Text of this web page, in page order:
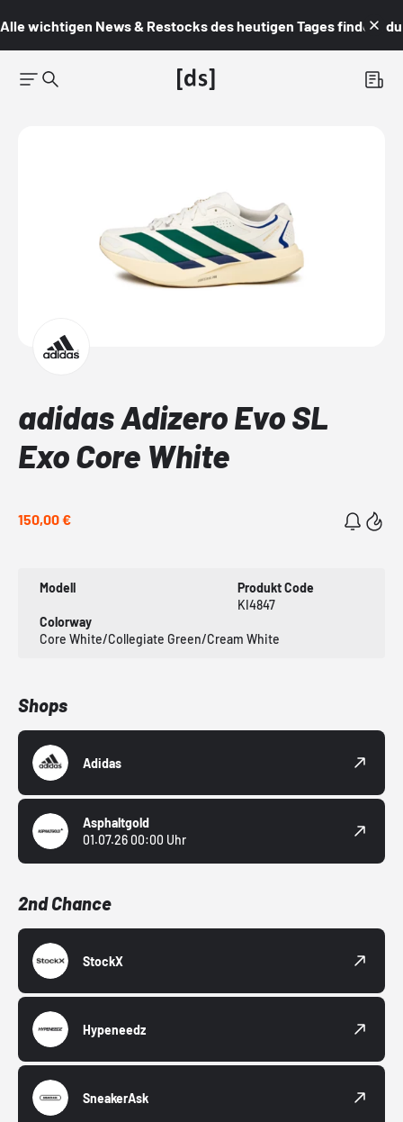
Alle wichtigen News & Restocks des heutigen Tages findest du
adidas Adizero Evo SL
Exo Core White
150,00 €
Modell
Produkt Code
KI4847
Colorway
Core White/Collegiate Green/Cream White
Shops
Adidas
Asphaltgold
01.07.26 00:00 Uhr
2nd Chance
StockX
Hypeneedz
SneakerAsk